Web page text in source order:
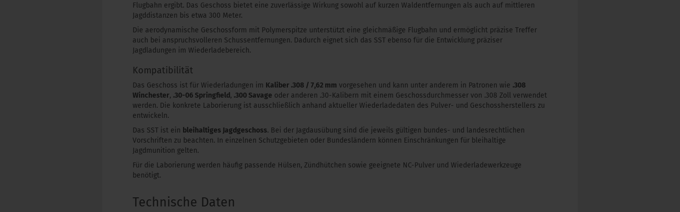
Flugbahn ergibt. Das Geschoss bietet eine zuverlässige Wirkung sowohl auf kurzen Waldentfernungen als auch auf mittleren
Jagddistanzen bis etwa 300 Meter.
Die aerodynamische Geschossform mit Polymerspitze unterstützt eine gleichmäßige Flugbahn und ermöglicht präzise Treffer
auch bei anspruchsvolleren Schussentfernungen. Dadurch eignet sich das SST ebenso für die Entwicklung präziser
Jagdladungen im Wiederladebereich.
Kompatibilität
Das Geschoss ist für Wiederladungen im Kaliber .308 / 7,62 mm vorgesehen und kann unter anderem in Patronen wie .308
Winchester, .30-06 Springfield , .300 Savage oder anderen .30-Kalibern mit einem Geschossdurchmesser von .308 Zoll verwendet
werden. Die konkrete Laborierung ist ausschließlich anhand aktueller Wiederladedaten des Pulver- und Geschossherstellers zu
entwickeln.
Das SST ist ein bleihaltiges Jagdgeschoss. Bei der Jagdausübung sind die jeweils gültigen bundes- und landesrechtlichen
Vorschriften zu beachten. In einzelnen Schutzgebieten oder Bundesländern können Einschränkungen für bleihaltige
Jagdmunition gelten.
Für die Laborierung werden häufig passende Hülsen, Zündhütchen sowie geeignete NC-Pulver und Wiederladewerkzeuge
benötigt.
Technische Daten